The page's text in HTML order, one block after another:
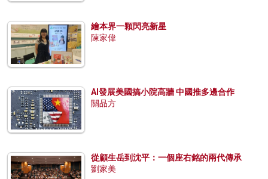
繪本界一顆閃亮新星
陳家偉
AI發展美國搞小院高牆 中國推多邊合作
關品方
從顧生岳到沈平：一個座右銘的兩代傳承
劉家美